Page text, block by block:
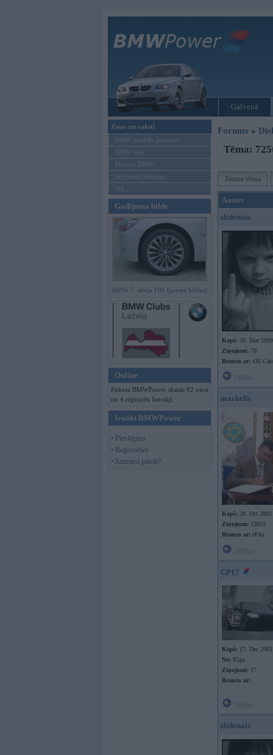
Galvenā
Ziņas un raksti
BMW modeļu jaunumi
BMW testi
Mēneša BMW
Sērijveida tūnings
Vel...
Gadījuma bilde
BMW 7. sērija F01 (preses bildes)
Online
Pašreiz BMWPower skatās 82 viesi
un 4 reģistrēti lietotāji.
Ienākt BMWPower
• Pieslēgties
• Reģistrēties
• Aizmirsi paroli?
Forums »
Tēma:
Jauna tēma
Autors
slidenais
Kopš: 30. Mar 2009
Ziņojumi: 70
Braucu ar: e36
markelis
Kopš: 28. Oct 2002
Ziņojumi: 13015
Braucu ar: eFku
CP17
Kopš: 17. Dec 2002
No: Rīga
Ziņojumi: 17
Braucu ar:
slidenais